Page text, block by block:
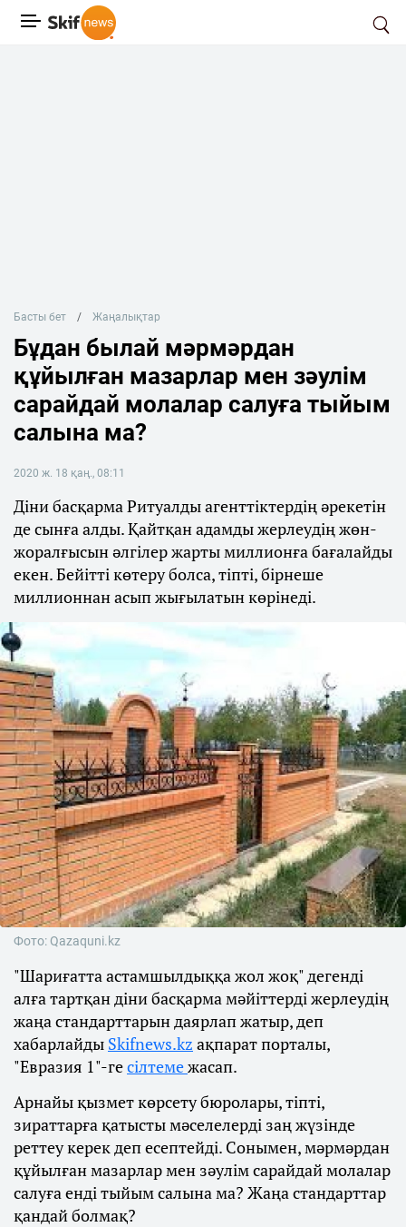
Басты бет Жаңалықтар
Бұдан былай мәрмәрдан
құйылған мазарлар мен зәулім
сарайдай молалар салуға тыйым
салына ма?
2020 ж. 18 қаң., 08:11
Діни басқарма Ритуалды агенттіктердің әрекетін
де сынға алды. Қайтқан адамды жерлеудің жөн-
жоралғысын әлгілер жарты миллионға бағалайды
екен. Бейітті көтеру болса, тіпті, бірнеше
миллионнан асып жығылатын көрінеді.
Фото: Qazaquni.kz
"Шариғатта астамшылдыққа жол жоқ" дегенді
алға тартқан діни басқарма мәйіттерді жерлеудің
жаңа стандарттарын даярлап жатыр, деп
хабарлайды Skifnews.kz ақпарат порталы,
"Евразия 1"-гесілтемежасап.
Арнайы қызмет көрсету бюролары, тіпті,
зираттарға қатысты мәселелерді заң жүзінде
реттеу керек деп есептейді. Сонымен, мәрмәрдан
құйылған мазарлар мен зәулім сарайдай молалар
салуға енді тыйым салына ма? Жаңа стандарттар
қандай болмақ?